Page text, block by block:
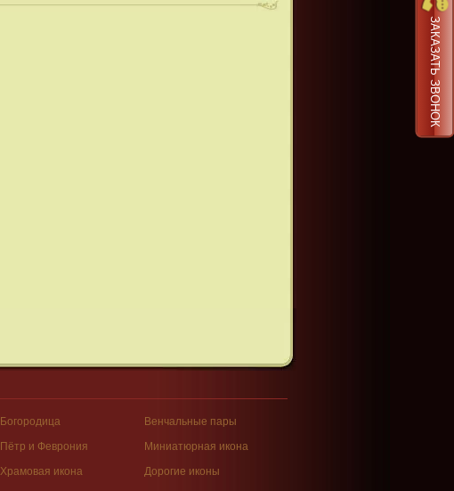
ЗАКАЗАТЬ ЗВОНОК
Богородица
Венчальные пары
Пётр и Феврония
Миниатюрная икона
Храмовая икона
Дорогие иконы